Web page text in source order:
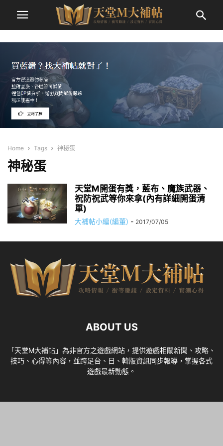
Home Tags 神秘蛋
神秘蛋
天堂M開蛋有獎，藍布、魔族武器、
祝防祝武等你來拿(內有詳細開蛋清
單)
大補帖小編(編董) - 2017/07/05
ABOUT US
「天堂M大補帖」為非官方之遊戲網站，提供遊戲相關新聞、攻略、
技巧、心得等內容，並跨足台、日、韓版資訊同步報導，掌握各式
遊戲最新動態。